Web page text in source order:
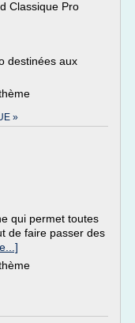
Classique Pro
destinées aux
»
qui permet toutes
de faire passer des